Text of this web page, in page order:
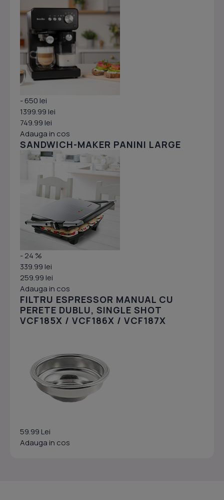
- 650 lei
1399.99 lei
749.99 lei
Adauga in cos
SANDWICH-MAKER PANINI LARGE
- 24 %
339.99 lei
259.99 lei
Adauga in cos
FILTRU ESPRESSOR MANUAL CU
PERETE DUBLU, SINGLE SHOT
VCF185X / VCF186X / VCF187X
59.99 Lei
Adauga in cos